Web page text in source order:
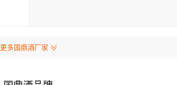
更多国鼎酒厂家